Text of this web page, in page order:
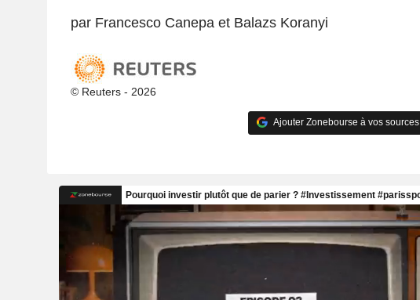
par Francesco Canepa et Balazs Koranyi
© Reuters - 2026
Ajouter Zonebourse à vos sources